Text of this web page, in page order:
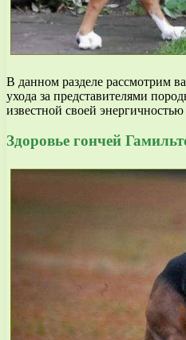
В данном разделе рассмотрим
ухода за представителями
известной своей
Здоровье гончей